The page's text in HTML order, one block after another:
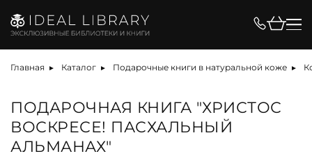
Главная Каталог Подарочные книги в натуральной коже
ПОДАРОЧНАЯ КНИГА "ХРИСТОС
ВОСКРЕСЕ! ПАСХАЛЬНЫЙ
АЛЬМАНАХ"